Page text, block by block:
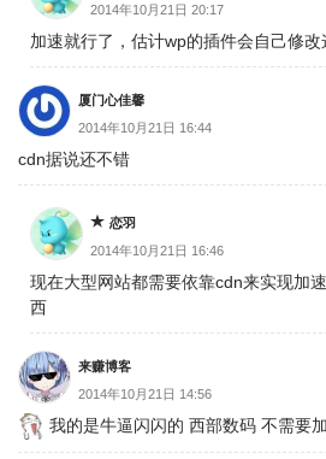
2014年10月21日 20:17
加速就行了，估计wp的插件会自己修改
厦门心佳馨
2014年10月21日 16:44
cdn据说还不错
恋羽
2014年10月21日 16:46
现在大型网站都需要依靠cdn来实现加
西
来赚博客
2014年10月21日 14:56
我的是牛逼闪闪的 西部数码 不需要